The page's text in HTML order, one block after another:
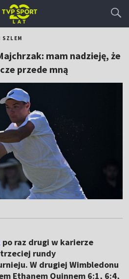
SZLEM
mam nadzieję, że
przede mną
po raz drugi w karierze
rundy
W drugiej Wimbledonu
Ethanem Quinnem 6:1, 6:4,